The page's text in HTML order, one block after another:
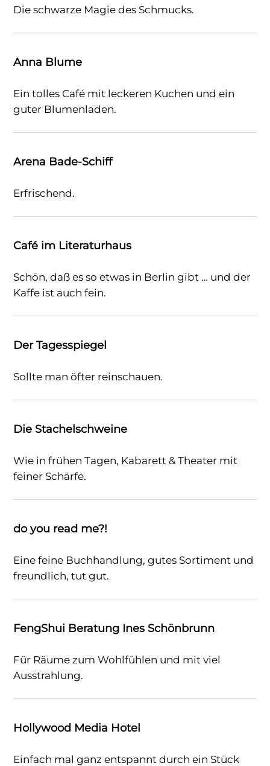
Die schwarze Magie des Schmucks.
Anna Blume
Ein tolles Café mit leckeren Kuchen und ein
guter Blumenladen.
Arena Bade-Schiff
Erfrischend.
Café im Literaturhaus
Schön, daß es so etwas in Berlin gibt … und der
Kaffe ist auch fein.
Der Tagesspiegel
Sollte man öfter reinschauen.
Die Stachelschweine
Wie in frühen Tagen, Kabarett & Theater mit
feiner Schärfe.
do you read me?!
Eine feine Buchhandlung, gutes Sortiment und
freundlich, tut gut.
FengShui Beratung Ines Schönbrunn
Für Räume zum Wohlfühlen und mit viel
Ausstrahlung.
Hollywood Media Hotel
Einfach mal ganz entspannt durch ein Stück